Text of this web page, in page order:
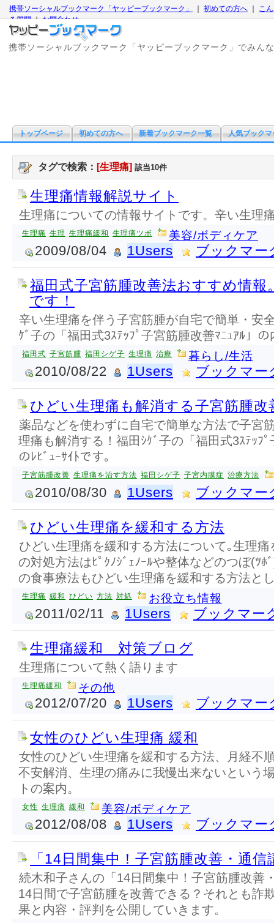
携帯ソーシャルブックマーク「ヤッピーブックマーク」 初めての方へ
こ
る質問｜お問合わせ
携帯ソーシャルブックマーク「ヤッピーブックマーク」でみん
トップページ 初めての方へ 新着ブックマーク一覧 人気ブックマ
タグで検索： [生理痛] 該当10件
生理痛情報解説サイト
生理痛についての情報サイトです。辛い生理
生理痛 生理 生理痛緩和 生理痛ツボ 美容/ボディケア
2009/08/04 1Users ブックマー
福田式子宮筋腫改善法おすすめ情報
です！
辛い生理痛を伴う子宮筋腫が自宅で簡単・安
ｹﾞ子の「福田式3ｽﾃｯﾌﾟ子宮筋腫改善ﾏﾆｭｱﾙ」
福田式 子宮筋腫 福田シゲ子 生理痛 治療 暮らし/生活
2010/08/22 1Users ブックマー
ひどい生理痛も解消する子宮筋腫改
薬品などを使わずに自宅で簡単な方法で子宮
理痛も解消する！福田ｼｹﾞ子の「福田式3ｽﾃｯﾌ
のﾚﾋﾞｭｰｻｲﾄです。
子宮筋腫改善 生理痛を治す方法 福田シゲ子 子宮内膜症 治療方法
2010/08/30 1Users ブックマー
ひどい生理痛を緩和する方法
ひどい生理痛を緩和する方法について｡生理
の対処方法はﾋﾟｸﾉｼﾞｪﾉｰﾙや整体などのつぼ(ﾂ
の食事療法もひどい生理痛を緩和する方法と
生理痛 緩和 ひどい 方法 対処 お役立ち情報
2011/02/11 1Users ブックマー
生理痛緩和 対策ブログ
生理痛について熱く語ります
生理痛緩和 その他
2012/07/20 1Users ブックマー
女性のひどい生理痛 緩和
女性のひどい生理痛を緩和する方法、月経不
不安解消、生理の痛みに我慢出来ないという
トの案内。
女性 生理痛 緩和 美容/ボディケア
2012/08/08 1Users ブックマー
「14日間集中！子宮筋腫改善・通
続木和子さんの「14日間集中！子宮筋腫改善
14日間で子宮筋腫を改善できる？それとも詐
果と内容・評判を公開していきます。